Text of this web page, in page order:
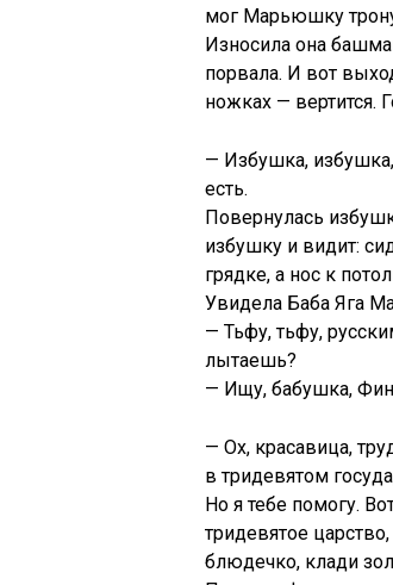
мог Марьюшку
Износила она
порвала. И вот
ножках — вертится.
— Избушка,
есть.
Повернулась
избушку и видит:
грядке, а нос к
Увидела Баба Яга
— Тьфу, тьфу,
лытаешь?
— Ищу, бабушка,
— Ох, красавица,
в тридевятом
Но я тебе помогу.
тридевятое
блюдечко, клади